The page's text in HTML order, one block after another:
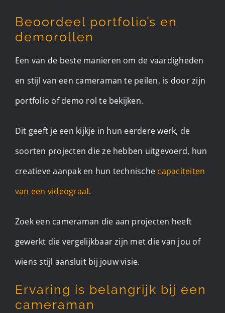
Beoordeel portfolio’s en
demorollen
Een van de beste manieren om de vaardigheden
en stijl van een cameraman te peilen, is door zijn
portfolio of demo rol te bekijken.
Dit geeft je een kijkje in hun eerdere werk, de
soorten projecten die ze hebben uitgevoerd, hun
creatieve aanpak en hun technische capaciteiten
van een videograaf.
Zoek een cameraman die aan projecten heeft
gewerkt die vergelijkbaar zijn met die van jou of
wiens stijl aansluit bij jouw visie.
Ervaring is belangrijk bij een
cameraman